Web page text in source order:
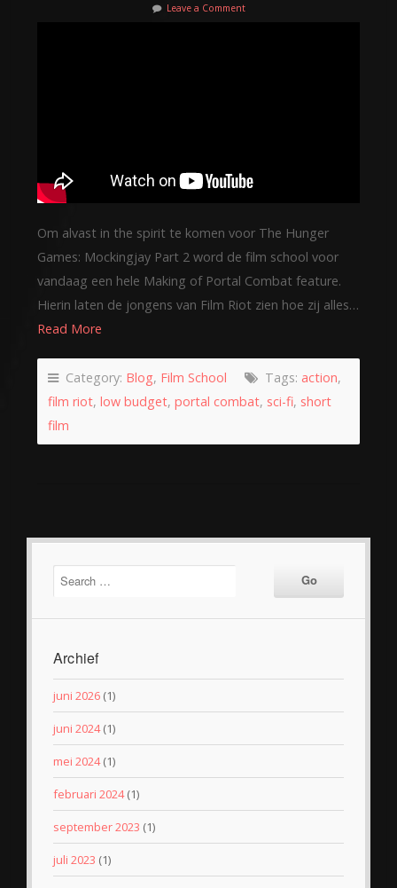
Leave a Comment
Om alvast in the spirit te komen voor The Hunger
Games: Mockingjay Part 2 word de film school voor
vandaag een hele Making of Portal Combat feature.
Hierin laten de jongens van Film Riot zien hoe zij alles…
Read More
Category: Blog, Film School Tags: action,
film riot, low budget, portal combat, sci-fi, short
film
Archief
juni 2026 (1)
juni 2024(1)
mei 2024(1)
februari 2024(1)
september 2023 (1)
juli 2023 (1)